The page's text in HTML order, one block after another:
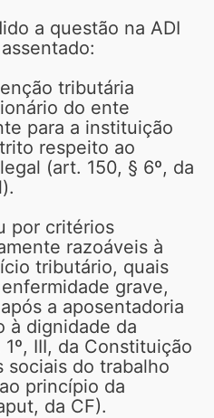
a questão na ADI
tributária
do ente
para a instituição
respeito ao
(art. 150, § 6º, da
por critérios
razoáveis à
tributário, quais
grave,
a aposentadoria
à dignidade da
III, da Constituição
sociais do trabalho
princípio da
da CF).